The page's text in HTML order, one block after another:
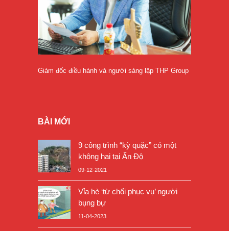
Giám đốc điều hành và người sáng lập THP Group
BÀI MỚI
9 công trình “kỳ quặc” có một
không hai tại Ấn Độ
09-12-2021
Vỉa hè ‘từ chối phục vụ’ người
bụng bự
11-04-2023